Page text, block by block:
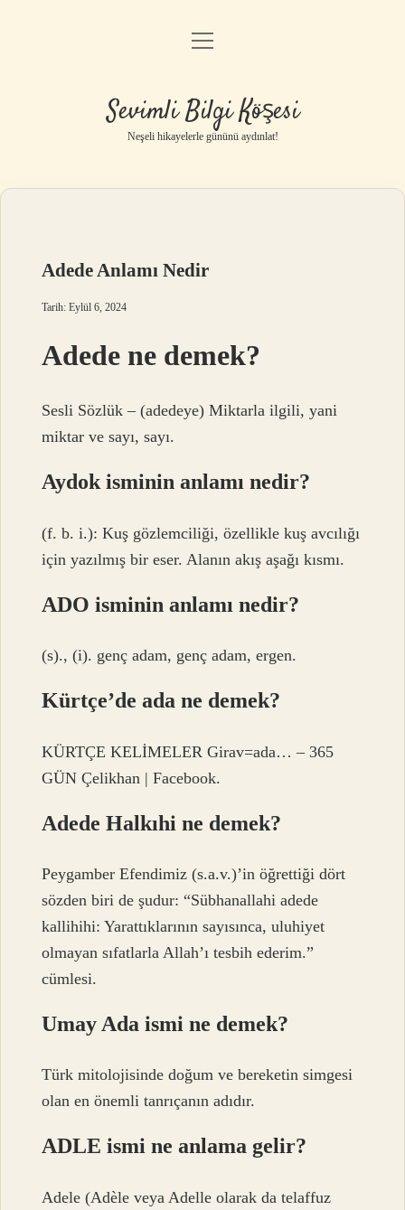
Anasayfa
Yasal Uyarı
menüyü
Sevimli Bilgi Köşesi
Neşeli hikayelerle gününü aydınlat!
Adede Anlamı Nedir
Tarih: Eylül 6, 2024
Adede ne demek?
Sesli Sözlük – (adedeye) Miktarla ilgili, yani
miktar ve sayı, sayı.
Aydok isminin anlamı nedir?
(f. b. i.): Kuş gözlemciliği, özellikle kuş avcılığı
için yazılmış bir eser. Alanın akış aşağı kısmı.
ADO isminin anlamı nedir?
(s)., (i). genç adam, genç adam, ergen.
Kürtçe’de ada ne demek?
KÜRTÇE KELİMELER Girav=ada… – 365
GÜN Çelikhan | Facebook.
Adede Halkıhi ne demek?
Peygamber Efendimiz (s.a.v.)’in öğrettiği dört
sözden biri de şudur: “Sübhanallahi adede
kallihihi: Yarattıklarının sayısınca, uluhiyet
olmayan sıfatlarla Allah’ı tesbih ederim.”
cümlesi.
Umay Ada ismi ne demek?
Türk mitolojisinde doğum ve bereketin simgesi
olan en önemli tanrıçanın adıdır.
ADLE ismi ne anlama gelir?
Adele (Adèle veya Adelle olarak da telaffuz